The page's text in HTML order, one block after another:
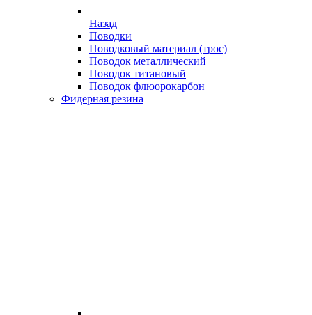
Назад
Поводки
Поводковый материал (трос)
Поводок металлический
Поводок титановый
Поводок флюорокарбон
Фидерная резина